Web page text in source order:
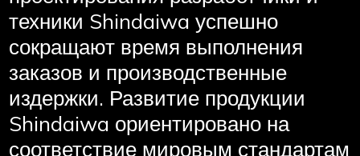
техники Shindaiwa успешно
сокращают время выполнения
заказов и производственные
издержки. Развитие продукции
Shindaiwa ориентировано на
соответствие мировым стандартам